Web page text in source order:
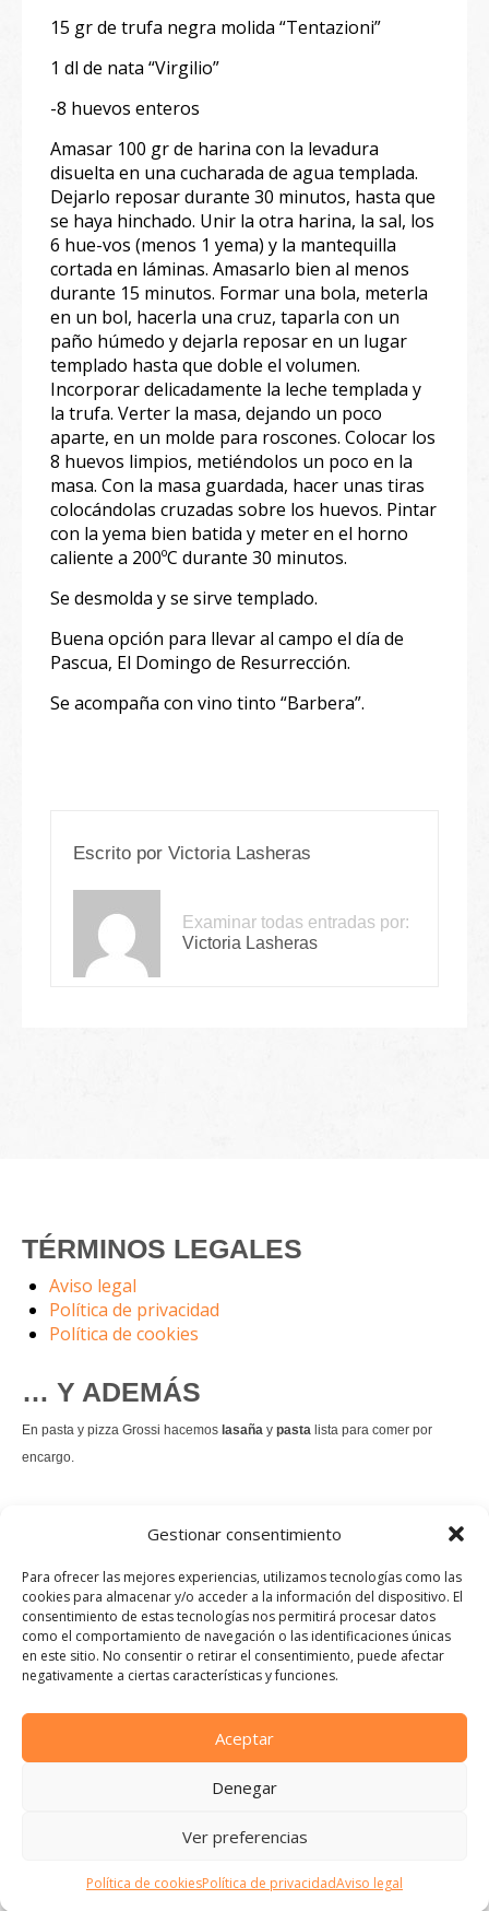
Gestionar consentimiento
Para ofrecer las mejores experiencias, utilizamos tecnologías como las
cookies para almacenar y/o acceder a la información del dispositivo. El
consentimiento de estas tecnologías nos permitirá procesar datos
como el comportamiento de navegación o las identificaciones únicas
en este sitio. No consentir o retirar el consentimiento, puede afectar
negativamente a ciertas características y funciones.
Aceptar
Denegar
Ver preferencias
Política de cookiesPolítica de privacidadAviso legal
15 gr de trufa negra molida “Tentazioni”
1 dl de nata “Virgilio”
-8 huevos enteros
Amasar 100 gr de harina con la levadura
disuelta en una cucharada de agua templada.
Dejarlo reposar durante 30 minutos, hasta que
se haya hinchado. Unir la otra harina, la sal, los
6 hue-vos (menos 1 yema) y la mantequilla
cortada en láminas. Amasarlo bien al menos
durante 15 minutos. Formar una bola, meterla
en un bol, hacerla una cruz, taparla con un
paño húmedo y dejarla reposar en un lugar
templado hasta que doble el volumen.
Incorporar delicadamente la leche templada y
la trufa. Verter la masa, dejando un poco
aparte, en un molde para roscones. Colocar los
8 huevos limpios, metiéndolos un poco en la
masa. Con la masa guardada, hacer unas tiras
colocándolas cruzadas sobre los huevos. Pintar
con la yema bien batida y meter en el horno
caliente a 200ºC durante 30 minutos.
Se desmolda y se sirve templado.
Buena opción para llevar al campo el día de
Pascua, El Domingo de Resurrección.
Se acompaña con vino tinto “Barbera”.
Escrito por Victoria Lasheras
Examinar todas entradas por:
Victoria Lasheras
TÉRMINOS LEGALES
Aviso legal
Política de privacidad
Política de cookies
… Y ADEMÁS
En pasta y pizza Grossi hacemos lasaña y pasta lista para comer por
encargo.
es un permanente.
Pedir comida Just eat
Instagram
Facebook
TikTok
Dirección:
Calle Manuel Allende, 12, 48010 Bilbao, Vizcaya
Teléfono:
info@pastaypizzagrossi.com